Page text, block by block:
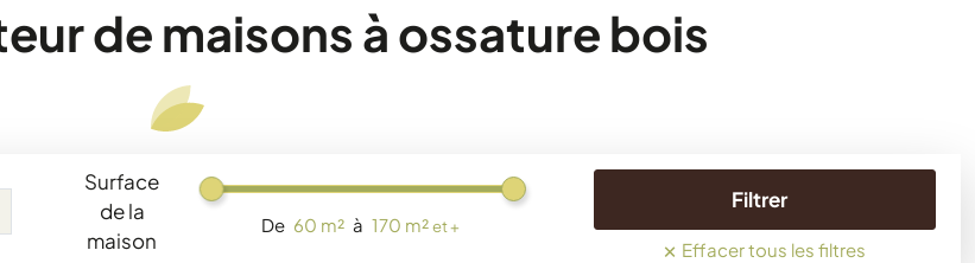
de maisons à ossature bois
Chargement...
Surface
de la
maison
De 60 m² à 170 m²et +
Filtrer
× Effacer tous les filtres